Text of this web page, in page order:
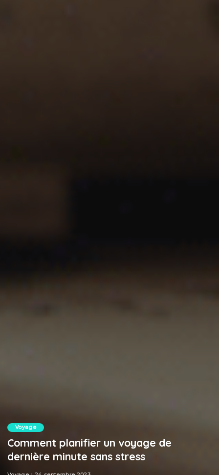
Voyage
Comment planifier un voyage de
dernière minute sans stress